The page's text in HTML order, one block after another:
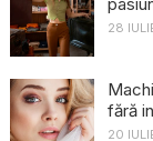
28
fără
20